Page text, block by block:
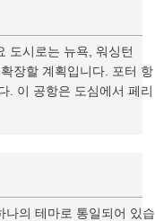
도시로는 뉴욕, 워싱턴
장할 계획입니다. 포터 항
. 이 공항은 도심에서 페리
나의 테마로 통일되어 있습